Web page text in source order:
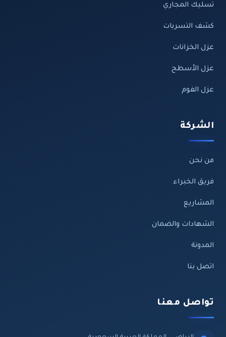
تسليك المجاري
كشف التسربات
عزل الخزانات
عزل الأسطح
عزل الفوم
الشركة
من نحن
فريق الخبراء
المشاريع
الشهادات والضمان
المدونة
اتصل بنا
تواصل معنا